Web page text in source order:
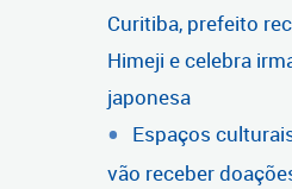
Curitiba, prefeito
Himeji e celebra
japonesa
Espaços
vão receber